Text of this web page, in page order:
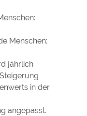
Menschen:
jährlich
in der
angepasst.